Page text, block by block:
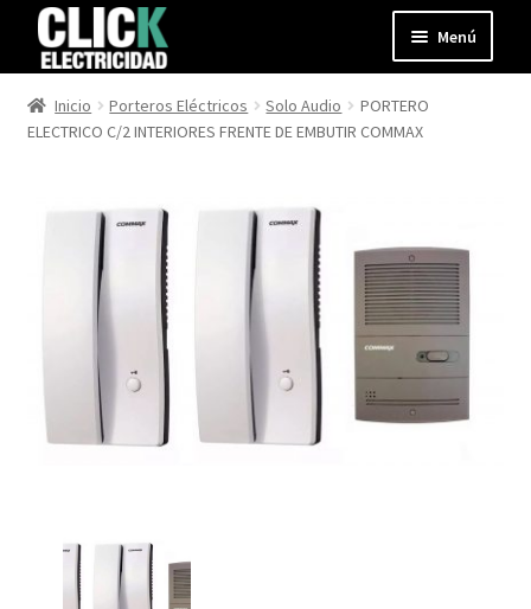
Ir
a
navegación
Ir
al
Menú
Productos
Contacto
Mi cuenta
Inicio Porteros Eléctricos Solo Audio
PORTERO
ELECTRICO C/2 INTERIORES FRENTE DE EMBUTIR COMMAX